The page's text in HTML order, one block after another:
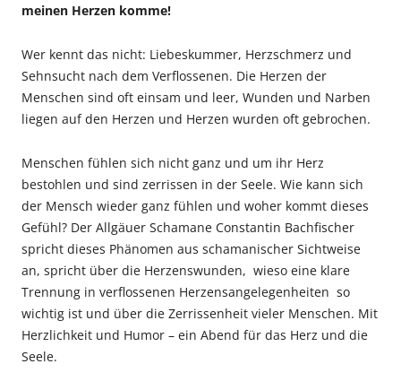
meinen Herzen komme!
Wer kennt das nicht: Liebeskummer, Herzschmerz und
Sehnsucht nach dem Verflossenen. Die Herzen der
Menschen sind oft einsam und leer, Wunden und Narben
liegen auf den Herzen und Herzen wurden oft gebrochen.
Menschen fühlen sich nicht ganz und um ihr Herz
bestohlen und sind zerrissen in der Seele. Wie kann sich
der Mensch wieder ganz fühlen und woher kommt dieses
Gefühl? Der Allgäuer Schamane Constantin Bachfischer
spricht dieses Phänomen aus schamanischer Sichtweise
an, spricht über die Herzenswunden, wieso eine klare
Trennung in verflossenen Herzensangelegenheiten so
wichtig ist und über die Zerrissenheit vieler Menschen. Mit
Herzlichkeit und Humor – ein Abend für das Herz und die
Seele.